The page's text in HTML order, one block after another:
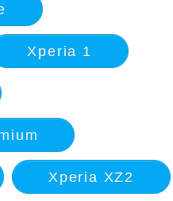
Xperia 1
Xperia XZ2